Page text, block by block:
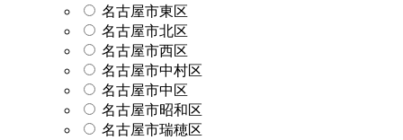
名古屋市東区
名古屋市北区
名古屋市西区
名古屋市中村区
名古屋市中区
名古屋市昭和区
名古屋市瑞穂区